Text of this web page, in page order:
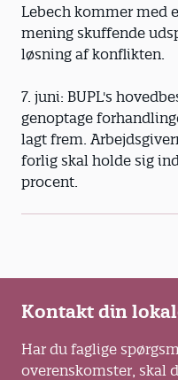
Lebech kommer med
mening skuffende
løsning af konflikten.
7. juni: BUPL's
genoptage
lagt frem.
forlig skal holde sig
procent.
Kontakt din
Har du faglige
overenskomster, skal